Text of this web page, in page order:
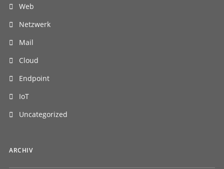
Web
Netzwerk
Mail
Cloud
Endpoint
IoT
Uncategorized
ARCHIV